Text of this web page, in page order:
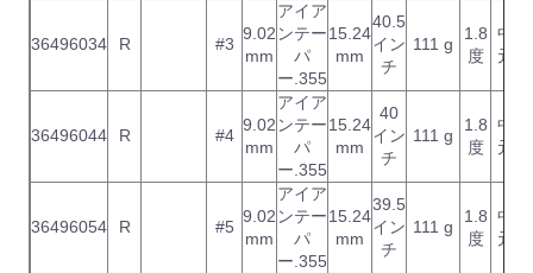
36496034 R #3
9.02
mm
アイア
ンテー
パ
ー.355
15.24
mm
40.5
イン
チ
111 g
1.8
度
中
元
36496044 R #4
9.02
mm
アイア
ンテー
パ
ー.355
15.24
mm
40
イン
チ
111 g
1.8
度
中
元
36496054 R #5
9.02
mm
アイア
ンテー
パ
ー.355
15.24
mm
39.5
イン
チ
111 g
1.8
度
中
元